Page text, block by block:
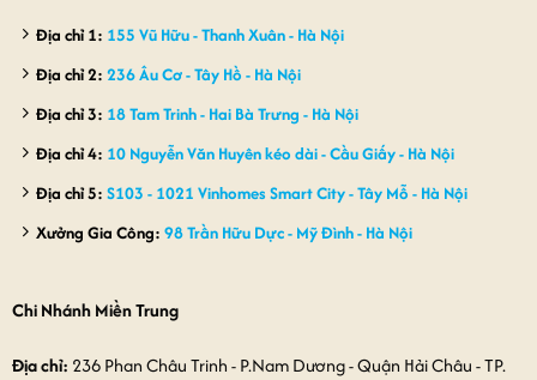
Địa chỉ 1: 155 Vũ Hữu - Thanh Xuân - Hà Nội
Địa chỉ 2: 236 Âu Cơ - Tây Hồ - Hà Nội
Địa chỉ 3: 18 Tam Trinh - Hai Bà Trưng - Hà Nội
Địa chỉ 4: 10 Nguyễn Văn Huyên kéo dài - Cầu Giấy - Hà Nội
Địa chỉ 5: S103 - 1021 Vinhomes Smart City - Tây Mỗ - Hà Nội
Xưởng Gia Công: 98 Trần Hữu Dực - Mỹ Đình - Hà Nội
Chi Nhánh Miền Trung
Địa chỉ: 236 Phan Châu Trinh - P.Nam Dương - Quận Hải Châu - TP.